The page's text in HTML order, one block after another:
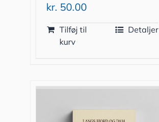
kr. 50.00
Tilføj til
kurv
Detaljer